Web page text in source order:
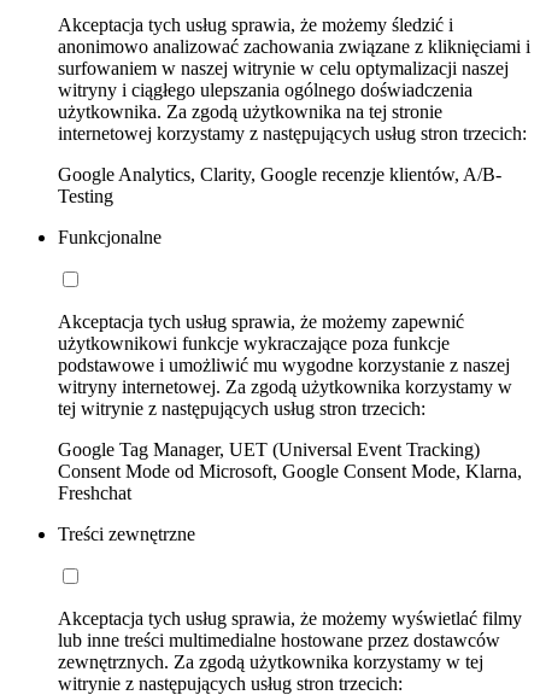
Akceptacja tych usług sprawia, że możemy śledzić i
anonimowo analizować zachowania związane z kliknięciami i
surfowaniem w naszej witrynie w celu optymalizacji naszej
witryny i ciągłego ulepszania ogólnego doświadczenia
użytkownika. Za zgodą użytkownika na tej stronie
internetowej korzystamy z następujących usług stron trzecich:
Google Analytics, Clarity, Google recenzje klientów, A/B-
Testing
Funkcjonalne
Akceptacja tych usług sprawia, że możemy zapewnić
użytkownikowi funkcje wykraczające poza funkcje
podstawowe i umożliwić mu wygodne korzystanie z naszej
witryny internetowej. Za zgodą użytkownika korzystamy w
tej witrynie z następujących usług stron trzecich:
Google Tag Manager, UET (Universal Event Tracking)
Consent Mode od Microsoft, Google Consent Mode, Klarna,
Freshchat
Treści zewnętrzne
Akceptacja tych usług sprawia, że możemy wyświetlać filmy
lub inne treści multimedialne hostowane przez dostawców
zewnętrznych. Za zgodą użytkownika korzystamy w tej
witrynie z następujących usług stron trzecich: